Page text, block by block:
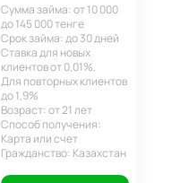
Сумма займа: от 10 000
до 145 000 тенге
Срок займа: до 30 дней
Ставка для новых
клиентов от 0,01%.
Для повторных клиентов
до 1,9%
Возраст: от 21 лет
Способ получения:
Карта или счет
Гражданство: Казахстан